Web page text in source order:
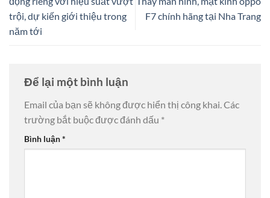
trội, dự kiến giới thiệu trong
năm tới
F7 chính hãng tại Nha Trang
Để lại một bình luận
Email của bạn sẽ không được hiển thị công khai. Các
trường bắt buộc được đánh dấu *
Bình luận*